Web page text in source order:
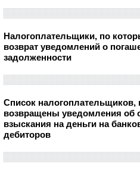
Налогоплательщики, по
возврат уведомлений о
задолженности
Список налогоплательщиков,
возвращены уведомления об
взыскания на деньги на
дебиторов